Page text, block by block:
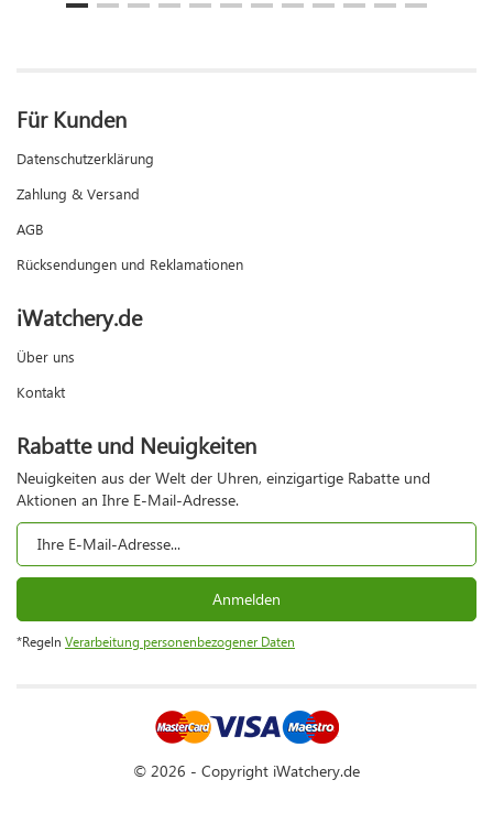
Für Kunden
Datenschutzerklärung
Zahlung & Versand
AGB
Rücksendungen und Reklamationen
iWatchery.de
Über uns
Kontakt
Rabatte und Neuigkeiten
Neuigkeiten aus der Welt der Uhren, einzigartige Rabatte und
Aktionen an Ihre E-Mail-Adresse.
Anmelden
*Regeln Verarbeitung personenbezogener Daten
© 2026 - Copyright iWatchery.de